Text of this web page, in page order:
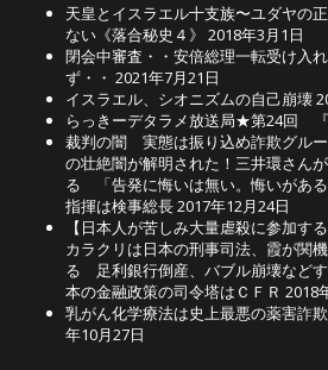
天皇とイスラエル十支族〜ユダヤの
ない《落合秘史４》 2018年3月1日
閉会中審査・・安倍総理一転受け入
ず・・ 2021年7月21日
イスラエル、シオニズムの自己崩壊
らっきーデタラメ放送局★第24回 『
裁判の闇 実態は振り込め詐欺グル
の壮絶闇が解明された！三井環さん
る 「告発に悔いは無い。悔いがあ
指揮は検事総長2017年12月24日
【日本人が苦しみ大量虐殺に参加す
カラクリは日本の刑事司法、霞が関
る 足利銀行倒産、バブル崩壊など
本の金融政策の司令塔はＣＦＲ 2018
乳がん化学療法は史上最悪の薬害詐
年10月27日